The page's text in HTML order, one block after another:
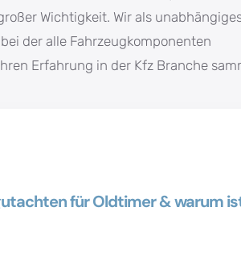
Wichtigkeit. Wir als
der alle Fahrzeugkomponenten
Erfahrung in der Kfz Branche
für Oldtimer & warum